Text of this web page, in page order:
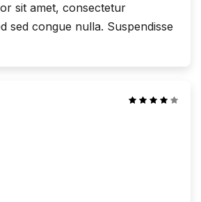
sit amet, consectetur
sed congue nulla. Suspendisse